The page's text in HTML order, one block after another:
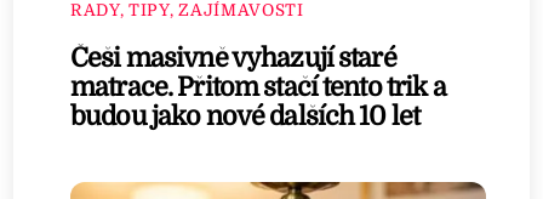
RADY, TIPY, ZAJÍMAVOSTI
Češi masivně vyhazují staré
matrace. Přitom stačí tento trik a
budou jako nové dalších 10 let